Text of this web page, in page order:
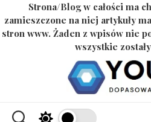
Strona/Blog w całości ma
zamieszczone na niej artykuły
stron www. Żaden z wpisów nie
wszystkie